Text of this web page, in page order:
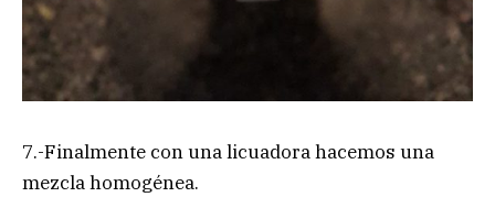
7.-Finalmente con una licuadora hacemos una
mezcla homogénea.